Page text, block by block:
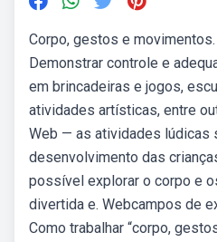
Corpo, gestos e
Demonstrar controle e
em brincadeiras e jogos,
atividades artísticas, entre
Web — as atividades lúdicas
desenvolvimento das
possível explorar o corpo e
divertida e. Webcampos de
Como trabalhar “corpo,